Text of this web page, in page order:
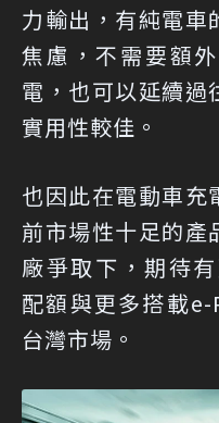
力輸出，有純電車
焦慮，不需要額
電，也可以延續過
實用性較佳。
也因此在電動車充
前市場性十足的產
廠爭取下，期待
配額與更多搭載e-
台灣市場。